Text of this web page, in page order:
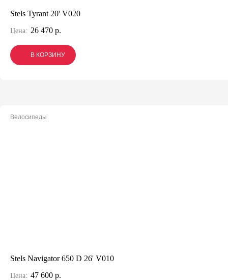
Stels Tyrant 20' V020
Цена: 26 470 р.
В КОРЗИНУ
В КОРЗИНУ
В КОРЗИНУ
Велосипеды
Stels Navigator 650 D 26' V010
Цена: 47 600 р.